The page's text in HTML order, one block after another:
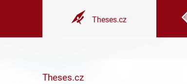
Theses.cz
Theses.cz